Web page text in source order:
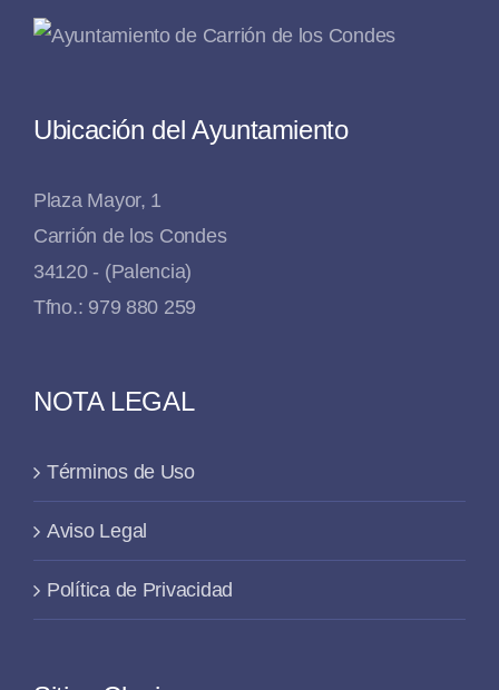
Ubicación del Ayuntamiento
Plaza Mayor, 1
Carrión de los Condes
34120 - (Palencia)
Tfno.: 979 880 259
NOTA LEGAL
Términos de Uso
Aviso Legal
Política de Privacidad